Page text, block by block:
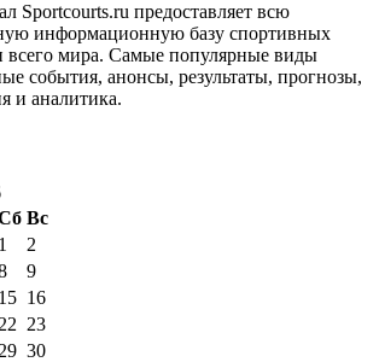
Sportcourts.ru предоставляет всю
информационную базу спортивных
всего мира. Самые популярные виды
события, анонсы, результаты, прогнозы,
и аналитика.
Вс
1
2
9
15 16
22 23
29 30